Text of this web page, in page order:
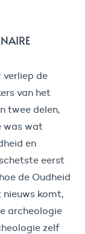
verliep de
van het
twee delen,
was wat
en
eerst
de Oudheid
nieuws komt,
archeologie
zelf